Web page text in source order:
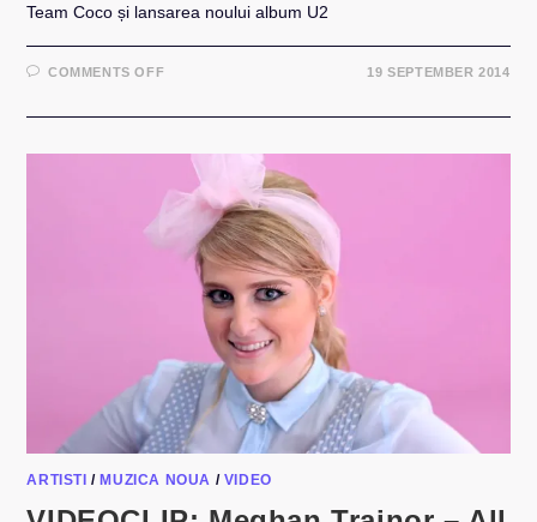
Team Coco și lansarea noului album U2
COMMENTS OFFON
STERGI
UITI
ALBUMUL
U2
OFERIT
GRATUIT
APPLE
19 SEPTEMBER 2014
ARTISTI / MUZICA NOUA / VIDEO